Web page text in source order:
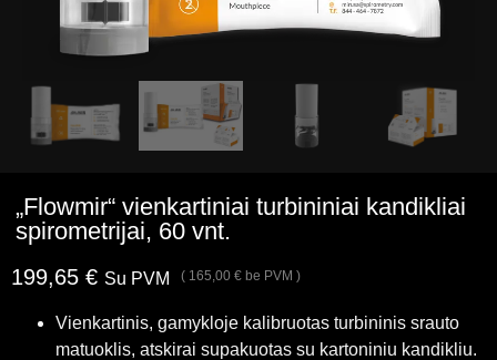
„Flowmir“ vienkartiniai turbininiai kandikliai
spirometrijai, 60 vnt.
199,65 € Su PVM ( 165,00 € be PVM )
Vienkartinis, gamykloje kalibruotas turbininis srauto
matuoklis, atskirai supakuotas su kartoniniu kandikliu.